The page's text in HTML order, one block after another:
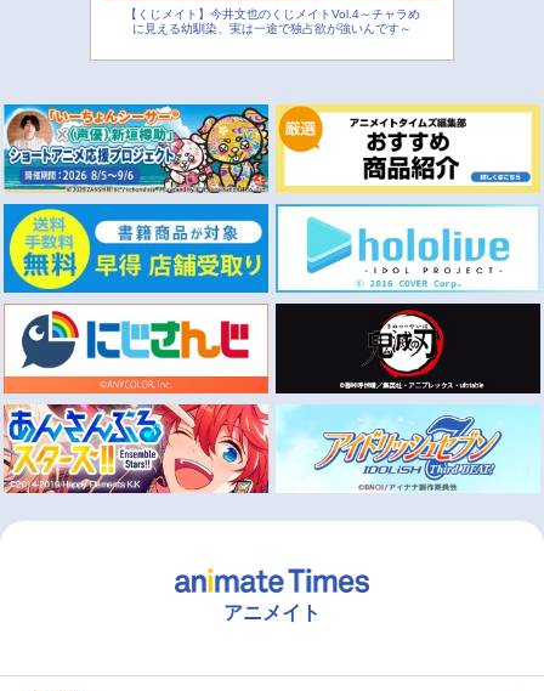
【くじメイト】今井文也のくじメイトVol.4～チャラめ
に見える幼馴染、実は一途で独占欲が強いんです～
アニメイト